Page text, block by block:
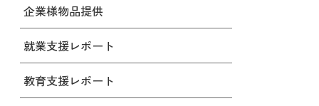
企業様物品提供
就業支援レポート
教育支援レポート